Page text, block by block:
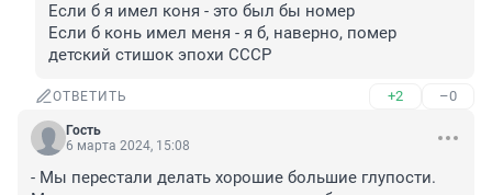
Если б я имел коня - это был бы номер
Если б конь имел меня - я б, наверно, помер
детский стишок эпохи СССР
ОТВЕТИТЬ +2 –0
Гость
6 марта 2024, 15:08
- Мы перестали делать хорошие большие глупости.